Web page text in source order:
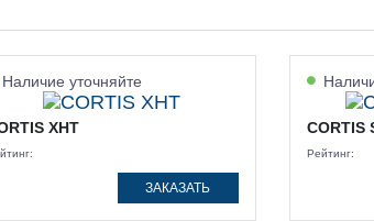
Наличие уточняйте
XHT
ЗАКАЗАТЬ
CORTIS
Рейтинг: